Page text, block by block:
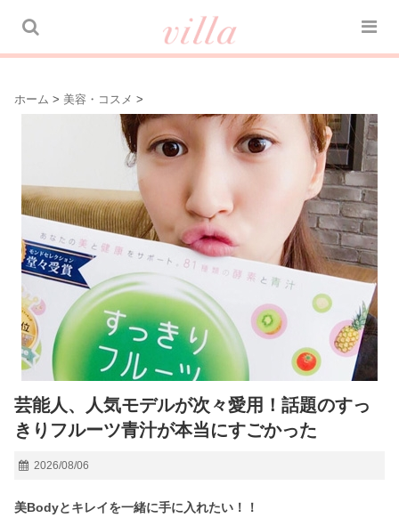
ホーム > 美容・コスメ >
芸能人、人気モデルが次々愛用！話題のすっ
きりフルーツ青汁が本当にすごかった
2026/08/06
美Bodyとキレイを一緒に手に入れたい！！